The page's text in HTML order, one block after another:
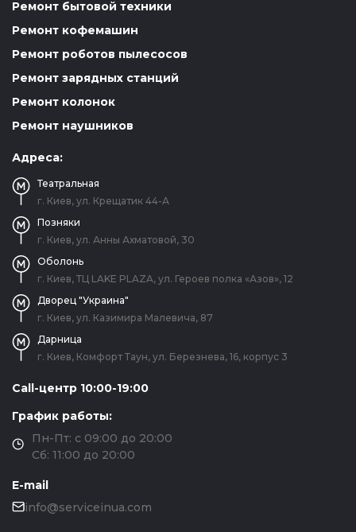
Ремонт бытовой техники
Ремонт кофемашин
Ремонт роботов пылесосов
Ремонт зарядных станций
Ремонт колонок
Ремонт наушников
Адреса:
Театральная
г. Киев, ул. Крещатик 44-А
Позняки
г. Киев, ул. Анны Ахматовой, 30
Оболонь
г. Киев, ТЦ LAKE PLAZA, ул. Героев полка «Азов», 12
Дворец "Украина"
г. Киев, ул. Казимира Малевича, 87
Дарница
г. Киев, Комфорт Таун, ул. Березнева, 16, корпус 3
Call-центр 10:00-19:00
График работы:
Пн-Пт: с 09:00 до 20:00
Сб: 11:00 до 20:00
E-mail
info@serviceinua.com